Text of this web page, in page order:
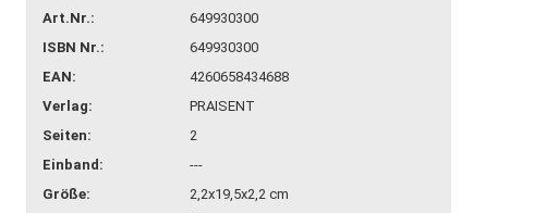
Konto erstellen
Passwort vergessen?
Art.Nr.:
649930300
ISBN Nr.:
649930300
EAN:
4260658434688
Verlag:
PRAISENT
Seiten:
2
Einband:
---
Größe:
2,2x19,5x2,2 cm